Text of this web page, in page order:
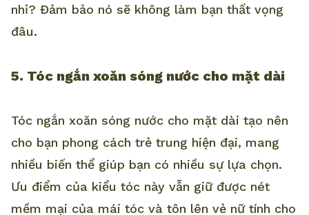
nhỉ? Đảm bảo nó sẽ không làm bạn thất vọng
đâu.
5. Tóc ngắn xoăn sóng nước cho mặt dài
Tóc ngắn xoăn sóng nước cho mặt dài tạo nên
cho bạn phong cách trẻ trung hiện đại, mang
nhiều biến thể giúp bạn có nhiều sự lựa chọn.
Ưu điểm của kiểu tóc này vẫn giữ được nét
mềm mại của mái tóc và tôn lên vẻ nữ tính cho